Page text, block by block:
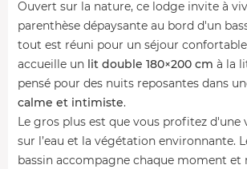
Ouvert sur la nature, ce lodge invite à
parenthèse dépaysante au bord d'un
tout est réuni pour un séjour
accueille un lit double 180×200 cm à la
pensé pour des nuits reposantes dans
calme et intimiste.
Le gros plus est que vous profitez d'une
sur l’eau et la végétation environnante.
bassin accompagne chaque moment et